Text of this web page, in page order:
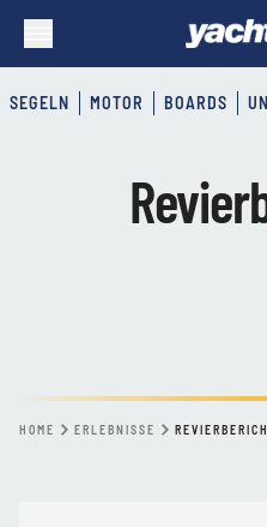
SEGELN MOTOR BOARDS
HOME ERLEBNISSE